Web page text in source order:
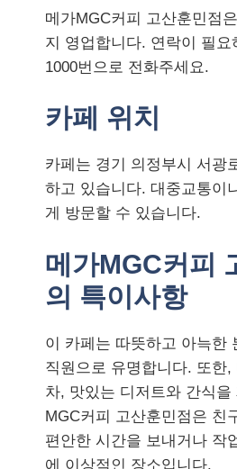
메가MGC커피 고산훈민점
지 영업합니다. 연락이 필요
1000번으로 전화주세요.
카페 위치
카페는 경기 의정부시 서광
하고 있습니다. 대중교통이
게 방문할 수 있습니다.
메가MGC커피
의 특이사항
이 카페는 따뜻하고 아늑한
직원으로 유명합니다. 또한
차, 맛있는 디저트와 간식
MGC커피 고산훈민점은 친
편안한 시간을 보내거나 작
에 이상적인 장소입니다.